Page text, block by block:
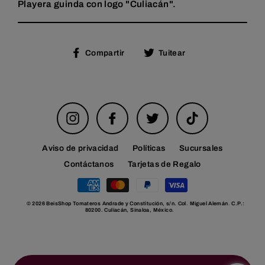
Playera guinda con logo "Culiacán".
Compartir
CompartirTuitear
Instagram Facebook Twitter TikTok
Aviso de privacidad Políticas
Sucursales
Contáctanos
Tarjetas de Regalo
© 2026 BeisShop Tomateros Andrade y Constitución, s/n. Col. Miguel Alemán. C.P.:
80200. Culiacán, Sinaloa, México.